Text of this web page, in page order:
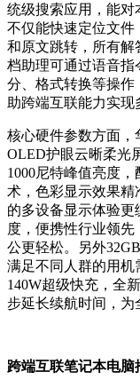
统级搜索应用，能对
不仅能快速定位文件
和原文跳转，所有解
档助理可通过语音指
分、格式转换等操作
助跨端互联能力实现
核心硬件参数方面，
OLED护眼云晰柔光
1000尼特峰值亮度
术，色彩显示效果精
的多设备显示体验更
度，便携性行业领
公更轻松。另外
满足不同人群的用机
140W超级快充，全
步延长续航时间，为
跨端互联笔记本电脑